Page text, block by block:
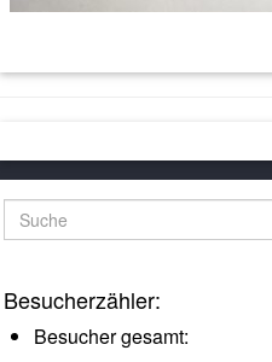
Suche
Besucherzähler:
Besucher gesamt: